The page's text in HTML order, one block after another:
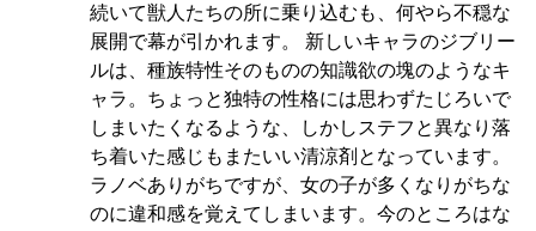
続いて獣人たちの所に乗り込むも、何やら不穏な
展開で幕が引かれます。 新しいキャラのジブリー
ルは、種族特性そのものの知識欲の塊のようなキ
ャラ。ちょっと独特の性格には思わずたじろいで
しまいたくなるような、しかしステフと異なり落
ち着いた感じもまたいい清涼剤となっています。
ラノベありがちですが、女の子が多くなりがちな
のに違和感を覚えてしまいます。今のところはな